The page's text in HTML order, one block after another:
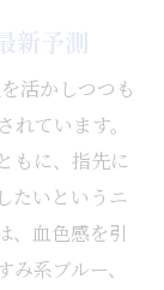
新予測
活かしつつも
ています。
もに、指先に
たいというニ
、血色感を引
系ブルー、